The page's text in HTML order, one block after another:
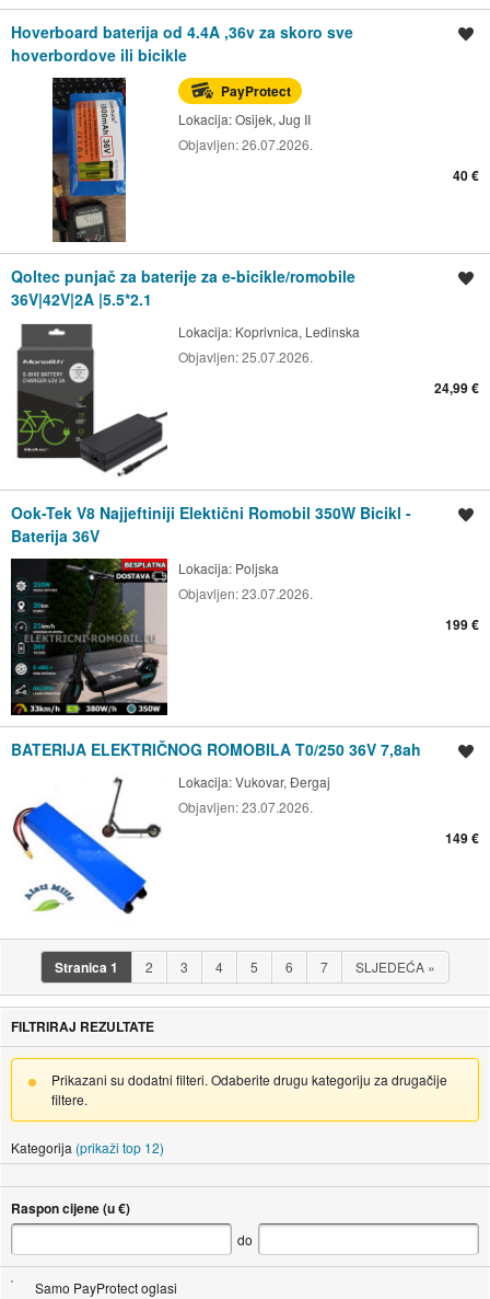
Hoverboard baterija od 4.4A ,36v za skoro sve
hoverbordove ili bicikle
PayProtect
Lokacija:Osijek, Jug II
Objavljen:26.07.2026.
40 €
Qoltec punjač za baterije za e-bicikle/romobile
36V|42V|2A |5.5*2.1
Lokacija: Koprivnica, Ledinska
Objavljen:25.07.2026.
24,99 €
Ook-Tek V8 Najjeftiniji Elektični Romobil 350W Bicikl -
Baterija 36V
Lokacija: Poljska
Objavljen:23.07.2026.
199 €
BATERIJA ELEKTRIČNOG ROMOBILA T0/250 36V 7,8ah
Lokacija:Vukovar, Đergaj
Objavljen:23.07.2026.
149 €
Stranica1 2 3 4 5 6 7 SLJEDEĆA »
FILTRIRAJ REZULTATE
Prikazani su dodatni filteri. Odaberite drugu kategoriju za drugačije
filtere.
Kategorija (prikaži top 12)
Raspon cijene (u €)
do
Samo PayProtect oglasi